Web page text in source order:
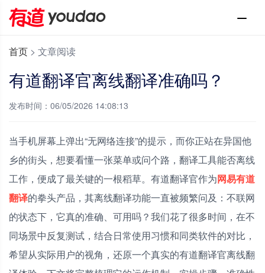
首页 > 文章阅读
有道翻译官离线翻译准确吗？
发布时间：06/05/2026 14:08:13
当手机屏幕上弹出“无网络连接”的提示，而你正站在异国他
乡的街头，想要看懂一张菜单或问个路，翻译工具能否离线
工作，便成了最关键的一根稻草。有道翻译官作为网易有道
翻译的拳头产品，其离线翻译功能一直被频繁问及：不联网
的状态下，它真的准确、可用吗？我们花了很多时间，在不
同场景中反复测试，结合日常使用习惯和同类软件的对比，
希望从实际用户的视角，还原一个真实的有道翻译官离线翻